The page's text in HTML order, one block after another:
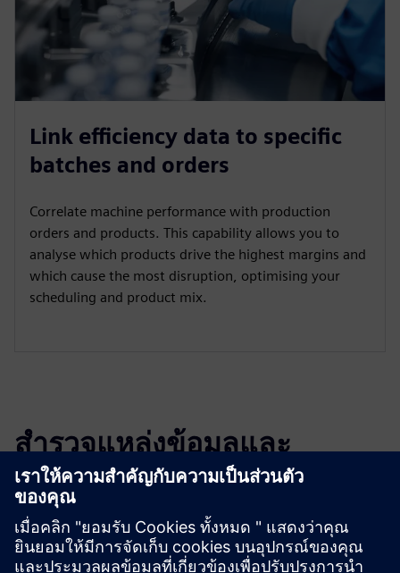
Link efficiency data to specific
batches and orders
Correlate machine performance with production
orders and products. This capability allows you to
analyse which products drive the highest margins and
which cause the most disruption, optimising your
scheduling and product mix.
สำรวจแหล่งข้อมูลและ
ผลิตภัณฑ์ที่เกี่ยวข้อง
ข้อมูลและแหล่งข้อมูลเพิ่มเติม